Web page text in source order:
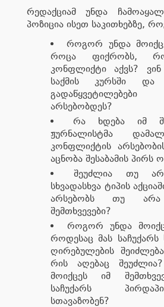
რედაქციამ უნდა
პოზიცია ისეთ საკითხებზე,
როგორ უნდა
როცა ფიქრობს,
კონფლიქტი აქვს?
საქმის კურსში
არსებობდეს?
რა ხდება იმ
ჟურნალისტმა
კონფლიქტის
აცნობა შესაბამის პირს
შეუძლია თუ
სხვადასხვა ტიპის
არსებობს თუ არა
შემთხვევები?
როგორ უნდა
როდესაც მას საჩუქარს
ღირებულების
რის აღებაც
მოიქცეს იმ
საჩუქარს
სთავაზობენ?